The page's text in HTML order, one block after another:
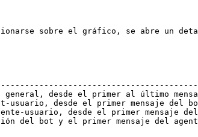
sobre el gráfico, se abre un
general, desde el primer al
usuario, desde el primer mensaje del
usuario, desde el primer mensaje
del bot y el primer